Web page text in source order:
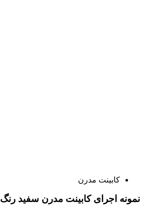
کابینت مدرن
نمونه اجرای کابینت مدرن سفید رنگ